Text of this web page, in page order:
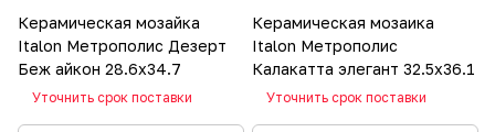
Керамическая мозайка
Italon Метрополис Дезерт
Беж айкон 28.6x34.7
Уточнить срок поставки
Керамическая мозаика
Italon Метрополис
Калакатта элегант 32.5x36.1
Уточнить срок поставки